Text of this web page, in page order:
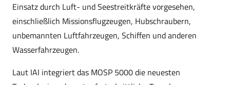
Einsatz durch Luft- und Seestreitkräfte vorgesehen,
einschließlich Missionsflugzeugen, Hubschraubern,
unbemannten Luftfahrzeugen, Schiffen und anderen
Wasserfahrzeugen.
Laut IAI integriert das MOSP 5000 die neuesten